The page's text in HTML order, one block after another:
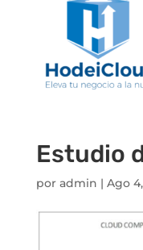
Estudio
por admin | Ago